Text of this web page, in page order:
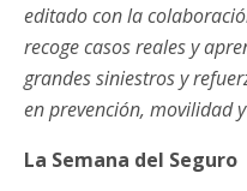
editado con la
recoge casos reales y
grandes siniestros y
en prevención, movilidad
La Semana del Seguro